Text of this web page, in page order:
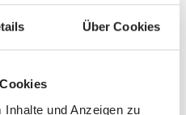
Über Cookies
und Anzeigen zu
dem Hund ohne
kleine wie